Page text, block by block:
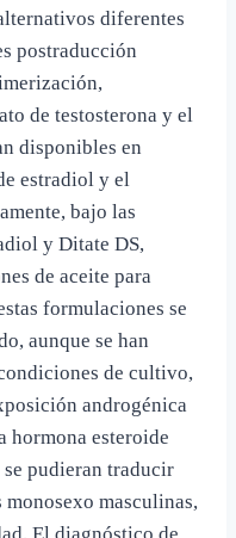
diferentes
postraducción
de testosterona y el
disponibles en
estradiol y el
bajo las
y Ditate DS,
de aceite para
formulaciones se
aunque se han
de cultivo,
androgénica
hormona esteroide
pudieran traducir
masculinas,